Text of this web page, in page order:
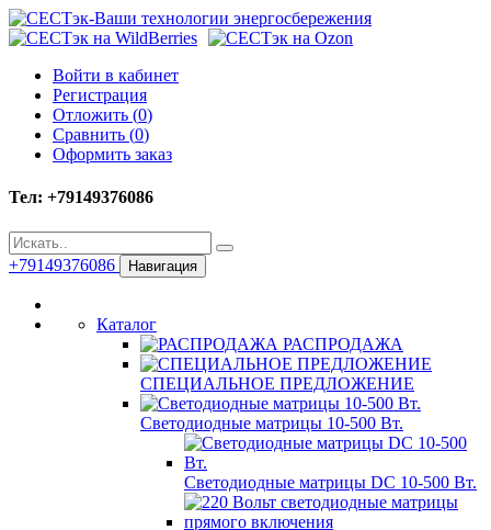
Войти в кабинет
Регистрация
Отложить (0)
Сравнить (0)
Оформить заказ
Тел: +79149376086
+79149376086 Навигация
Каталог
РАСПРОДАЖА
СПЕЦИАЛЬНОЕ ПРЕДЛОЖЕНИЕ
Светодиодные матрицы 10-500 Вт.
Светодиодные матрицы DC 10-500 Вт.